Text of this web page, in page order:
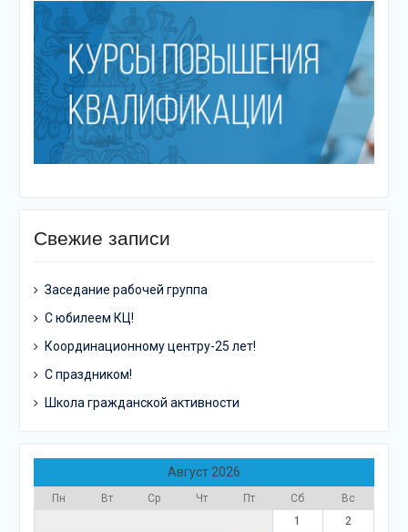
Свежие записи
Заседание рабочей группа
С юбилеем КЦ!
Координационному центру-25 лет!
С праздником!
Школа гражданской активности
Август 2026
Пн Вт Ср Чт Пт Сб
Вс
1
2